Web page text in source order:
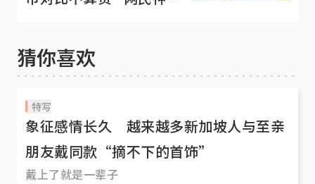
吗？
猜你喜欢
特写
象征感情长久 越来越多新加坡人与至亲
朋友戴同款“摘不下的首饰”
戴上了就是一辈子